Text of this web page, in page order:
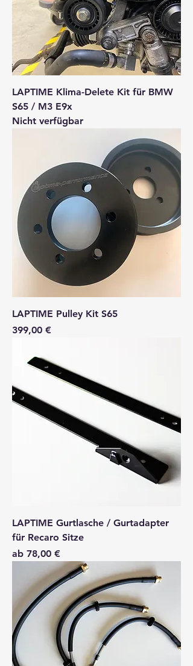
LAPTIME Klima-Delete Kit für BMW
S65 / M3 E9x
Nicht verfügbar
LAPTIME Pulley Kit S65
Preis
399,00 €
LAPTIME Gurtlasche / Gurtadapter
für Recaro Sitze
ab 78,00 €
Sale-Preis